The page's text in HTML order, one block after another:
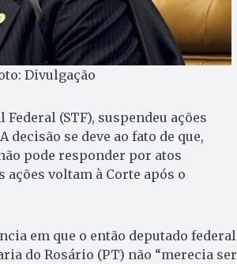
Divulgação
(STF), suspendeu ações
decisão se deve ao fato de que,
pode responder por atos
voltam à Corte após o
em que o então deputado federal
do Rosário (PT) não “merecia ser